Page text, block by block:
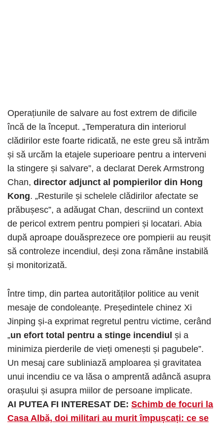
Operațiunile de salvare au fost extrem de dificile
încă de la început. „Temperatura din interiorul
clădirilor este foarte ridicată, ne este greu să intrăm
și să urcăm la etajele superioare pentru a interveni
la stingere și salvare”, a declarat Derek Armstrong
Chan, director adjunct al pompierilor din Hong
Kong. „Resturile și schelele clădirilor afectate se
prăbușesc”, a adăugat Chan, descriind un context
de pericol extrem pentru pompieri și locatari. Abia
după aproape douăsprezece ore pompierii au reușit
să controleze incendiul, deși zona rămâne instabilă
și monitorizată.
Între timp, din partea autorităților politice au venit
mesaje de condoleanțe. Președintele chinez Xi
Jinping și-a exprimat regretul pentru victime, cerând
„un efort total pentru a stinge incendiul și a
minimiza pierderile de vieți omenești și pagubele”.
Un mesaj care subliniază amploarea și gravitatea
unui incendiu ce va lăsa o amprentă adâncă asupra
orașului și asupra miilor de persoane implicate.
AI PUTEA FI INTERESAT DE: Schimb de focuri la
Casa Albă, doi militari au murit împușcați: ce se